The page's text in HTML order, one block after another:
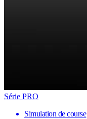
Série PRO
Simulation de course